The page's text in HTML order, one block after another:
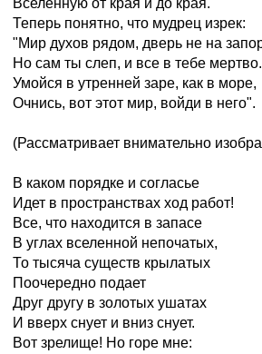
Вселенную от края и до края.
Теперь понятно, что мудрец изрек:
"Мир духов рядом, дверь не на
Но сам ты слеп, и все в тебе мертво.
Умойся в утренней заре, как в море,
Очнись, вот этот мир, войди в него".
(Рассматривает внимательно
В каком порядке и согласье
Идет в пространствах ход работ!
Все, что находится в запасе
В углах вселенной непочатых,
То тысяча существ крылатых
Поочередно подает
Друг другу в золотых ушатах
И вверх снует и вниз снует.
Вот зрелище! Но горе мне: